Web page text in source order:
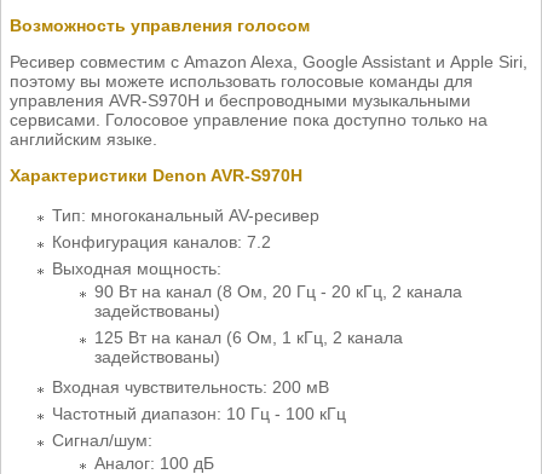
Возможность управления голосом
Ресивер совместим с Amazon Alexa, Google Assistant и Apple Siri,
поэтому вы можете использовать голосовые команды для
управления AVR-S970H и беспроводными музыкальными
сервисами. Голосовое управление пока доступно только на
английским языке.
Характеристики Denon AVR-S970H
Тип: многоканальный AV-ресивер
Конфигурация каналов: 7.2
Выходная мощность:
90 Вт на канал (8 Ом, 20 Гц - 20 кГц, 2 канала
задействованы)
125 Вт на канал (6 Ом, 1 кГц, 2 канала
задействованы)
Входная чувствительность: 200 мВ
Частотный диапазон: 10 Гц - 100 кГц
Сигнал/шум:
Аналог: 100 дБ